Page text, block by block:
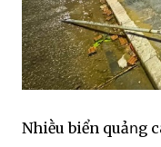
Nhiḕu biển quảոg